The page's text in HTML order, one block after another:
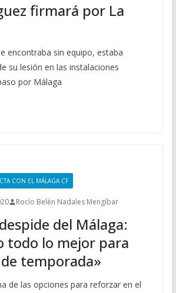
firmará por La
encontraba sin equipo, estaba
su lesión en las instalaciones
por Málaga
CON EL MÁLAGA CF
Rocío Belén Nadales Mengíbar
del Málaga:
todo lo mejor para
temporada»
de las opciones para reforzar en el